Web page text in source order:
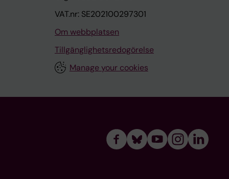
VAT.nr: SE202100297301
Om webbplatsen
Tillgänglighetsredogörelse
Manage your cookies